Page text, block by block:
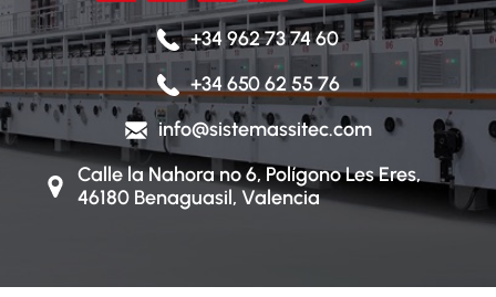
+34 962 73 74 60
+34 650 62 55 76
info@sistemassitec.com
Calle la Nahora nº 6, Polígono Les Eres,
46180 Benaguasil, Valencia